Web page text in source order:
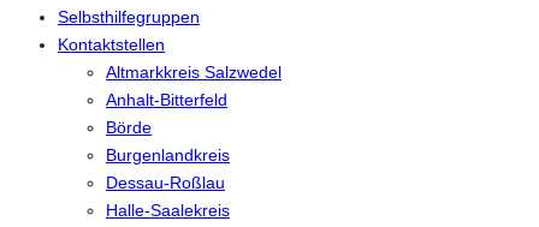
Selbsthilfegruppen
Kontaktstellen
Altmarkkreis Salzwedel
Anhalt-Bitterfeld
Börde
Burgenlandkreis
Dessau-Roßlau
Halle-Saalekreis